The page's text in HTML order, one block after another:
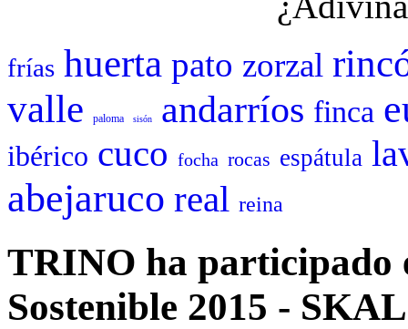
frías huerta pato zorzal
valle
paloma sisón andarríos finca
ibérico cuco focha rocas espátula
abejaruco real reina
TRINO ha participado
Sostenible 2015 -